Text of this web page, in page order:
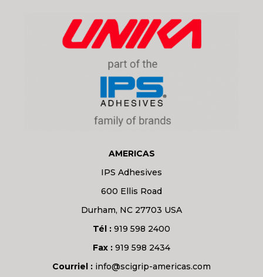
AMERICAS
IPS Adhesives
600 Ellis Road
Durham, NC 27703 USA
Tél : 919 598 2400
Fax : 919 598 2434
Courriel : info@scigrip-americas.com